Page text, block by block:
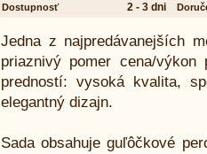
Dostupnosť
2 - 3 dni
Jedna z najpredávanejších
priaznivý pomer cena/
predností: vysoká kvalita,
elegantný dizajn.
Sada obsahuje guľôčkové